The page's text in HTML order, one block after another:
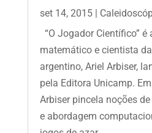
set 14, 2015|
“O Jogador Científico” é
matemático e cientista
argentino, Ariel Arbiser,
pela Editora Unicamp.
Arbiser pincela noções
e abordagem